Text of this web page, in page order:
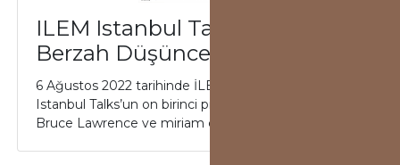
ILEM Istanbul Talks 11'de
Berzah Düşüncesi Tartışıldı
6 Ağustos 2022 tarihinde İLEM’de gerçekleşen ILEM
Istanbul Talks’un on birinci programında konuklar
Bruce Lawrence ve miriam cooke oldu. “He...